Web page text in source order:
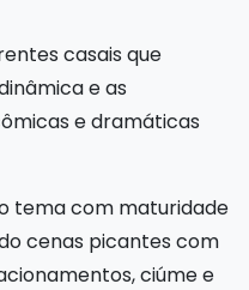
casais que
e as
e dramáticas
tema com maturidade
cenas picantes com
ciúme e